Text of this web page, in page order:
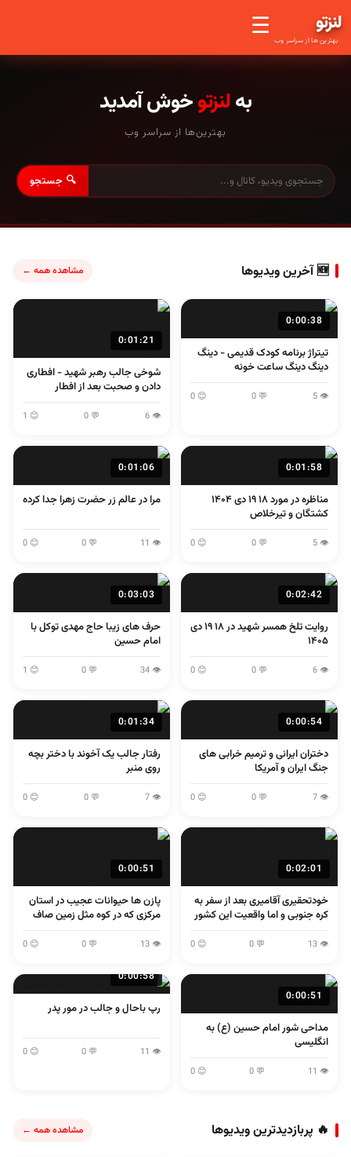
لنزتو
بهترین ها از سراسر وب ☰
بهلنزتوخوش آمدید
بهترین‌ها از سراسر وب
🔍 جستجو
🆕 آخرین ویدیوها مشاهده همه ←
0:00:38
تیتراژ برنامه کودک قدیمی - دینگ
دینگ دینگ ساعت خونه
👁 5
💬 0
😊 0
0:01:21
شوخی جالب رهبر شهید - افطاری
دادن و صحبت بعد از افطار
👁 6
💬 0
😊 1
0:01:58
مناظره در مورد ۱۸ ۱۹ دی ۱۴۰۴
کشتگان و تیرخلاص
👁 5
💬 0
😊 0
0:01:06
مرا در عالم زر حضرت زهرا جدا کرده
👁 11
💬 0
😊 0
0:02:42
روایت تلخ همسر شهید در ۱۸ ۱۹ دی
۱۴۰۵
👁 6
💬 0
😊 0
0:03:03
حرف های زیبا حاج مهدی توکل با
امام حسین
👁 34
💬 0
😊 1
0:00:54
دختران ایرانی و ترمیم خرابی های
جنگ ایران و آمریکا
👁 7
💬 0
😊 0
0:01:34
رفتار جالب یک آخوند با دختر بچه
روی منبر
👁 7
💬 0
😊 0
0:02:01
خودتحقیری آقامیری بعد از سفر به
کره جنوبی و اما واقعیت این کشور
👁 13
💬 0
😊 0
0:00:51
پازن ها حیوانات عجیب در استان
مرکزی که در کوه مثل زمین صاف
👁 13
💬 0
😊 0
0:00:51
مداحی شور امام حسین (ع) به
انگلیسی
👁 11
💬 0
😊 0
0:00:58
رپ باحال و جالب در مور پدر
👁 11
💬 0
😊 0
🔥 پربازدیدترین ویدیوها مشاهده همه ←